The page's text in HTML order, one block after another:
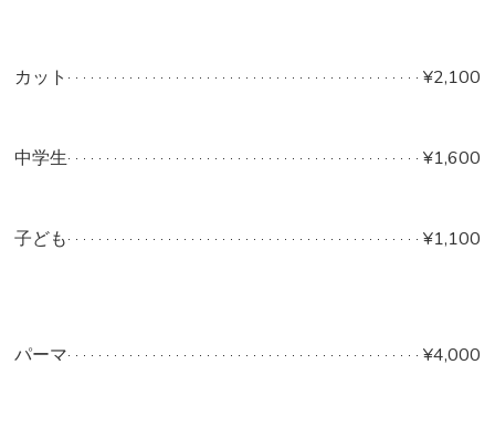
カット ¥2,100
中学生 ¥1,600
子ども ¥1,100
パーマ ¥4,000